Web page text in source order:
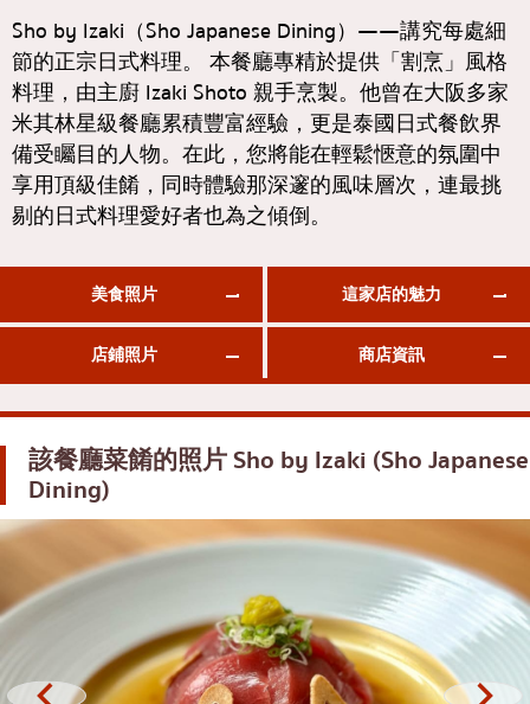
天婦羅
主廚特選
頂級日本餐廳
刺身/海鮮
日式西餐
日本飯糰
御好燒／天婦羅
丼（米飯）
自助餐
米其林
油炸食品
日式火鍋
烤串/烤內臟
風車
沙吞
論堅果
拉瑪九世
拉差達
邦納
很多的
烏東蘇克
是拉差
暹羅天地
中央世界
暖武里府
清邁
Sho by Izaki（Sho Japanese Dining）——講究每處細
節的正宗日式料理。 本餐廳專精於提供「割烹」風格
料理，由主廚 Izaki Shoto 親手烹製。他曾在大阪多家
米其林星級餐廳累積豐富經驗，更是泰國日式餐飲界
備受矚目的人物。在此，您將能在輕鬆愜意的氛圍中
享用頂級佳餚，同時體驗那深邃的風味層次，連最挑
剔的日式料理愛好者也為之傾倒。
美食照片 這家店的魅力
店鋪照片 商店資訊
該餐廳菜餚的照片Sho by Izaki (Sho Japanese
Dining)